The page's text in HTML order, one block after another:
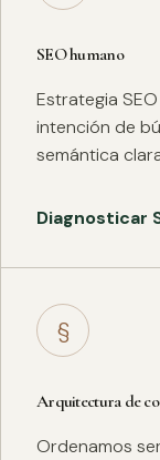
SEO humano
Estrategia
intención de
semántica
Diagnosticar
§
Arquitectura de
Ordenamos